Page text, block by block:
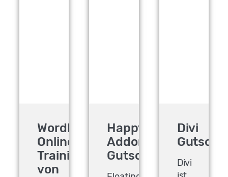
WordPress
Online
Training
von
Happy
Addons
Gutschein
Divi
Divi